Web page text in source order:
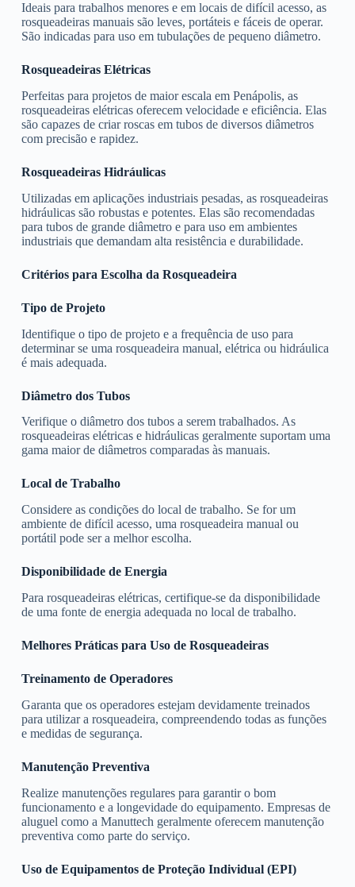
Ideais para trabalhos menores e em locais de difícil acesso, as
rosqueadeiras manuais são leves, portáteis e fáceis de operar.
São indicadas para uso em tubulações de pequeno diâmetro.
Rosqueadeiras Elétricas
Perfeitas para projetos de maior escala em Penápolis, as
rosqueadeiras elétricas oferecem velocidade e eficiência. Elas
são capazes de criar roscas em tubos de diversos diâmetros
com precisão e rapidez.
Rosqueadeiras Hidráulicas
Utilizadas em aplicações industriais pesadas, as rosqueadeiras
hidráulicas são robustas e potentes. Elas são recomendadas
para tubos de grande diâmetro e para uso em ambientes
industriais que demandam alta resistência e durabilidade.
Critérios para Escolha da Rosqueadeira
Tipo de Projeto
Identifique o tipo de projeto e a frequência de uso para
determinar se uma rosqueadeira manual, elétrica ou hidráulica
é mais adequada.
Diâmetro dos Tubos
Verifique o diâmetro dos tubos a serem trabalhados. As
rosqueadeiras elétricas e hidráulicas geralmente suportam uma
gama maior de diâmetros comparadas às manuais.
Local de Trabalho
Considere as condições do local de trabalho. Se for um
ambiente de difícil acesso, uma rosqueadeira manual ou
portátil pode ser a melhor escolha.
Disponibilidade de Energia
Para rosqueadeiras elétricas, certifique-se da disponibilidade
de uma fonte de energia adequada no local de trabalho.
Melhores Práticas para Uso de Rosqueadeiras
Treinamento de Operadores
Garanta que os operadores estejam devidamente treinados
para utilizar a rosqueadeira, compreendendo todas as funções
e medidas de segurança.
Manutenção Preventiva
Realize manutenções regulares para garantir o bom
funcionamento e a longevidade do equipamento. Empresas de
aluguel como a Manuttech geralmente oferecem manutenção
preventiva como parte do serviço.
Uso de Equipamentos de Proteção Individual (EPI)